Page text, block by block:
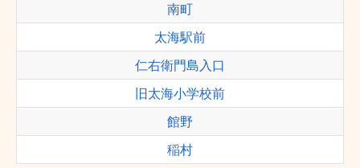
南町
太海駅前
仁右衛門島入口
旧太海小学校前
館野
稲村